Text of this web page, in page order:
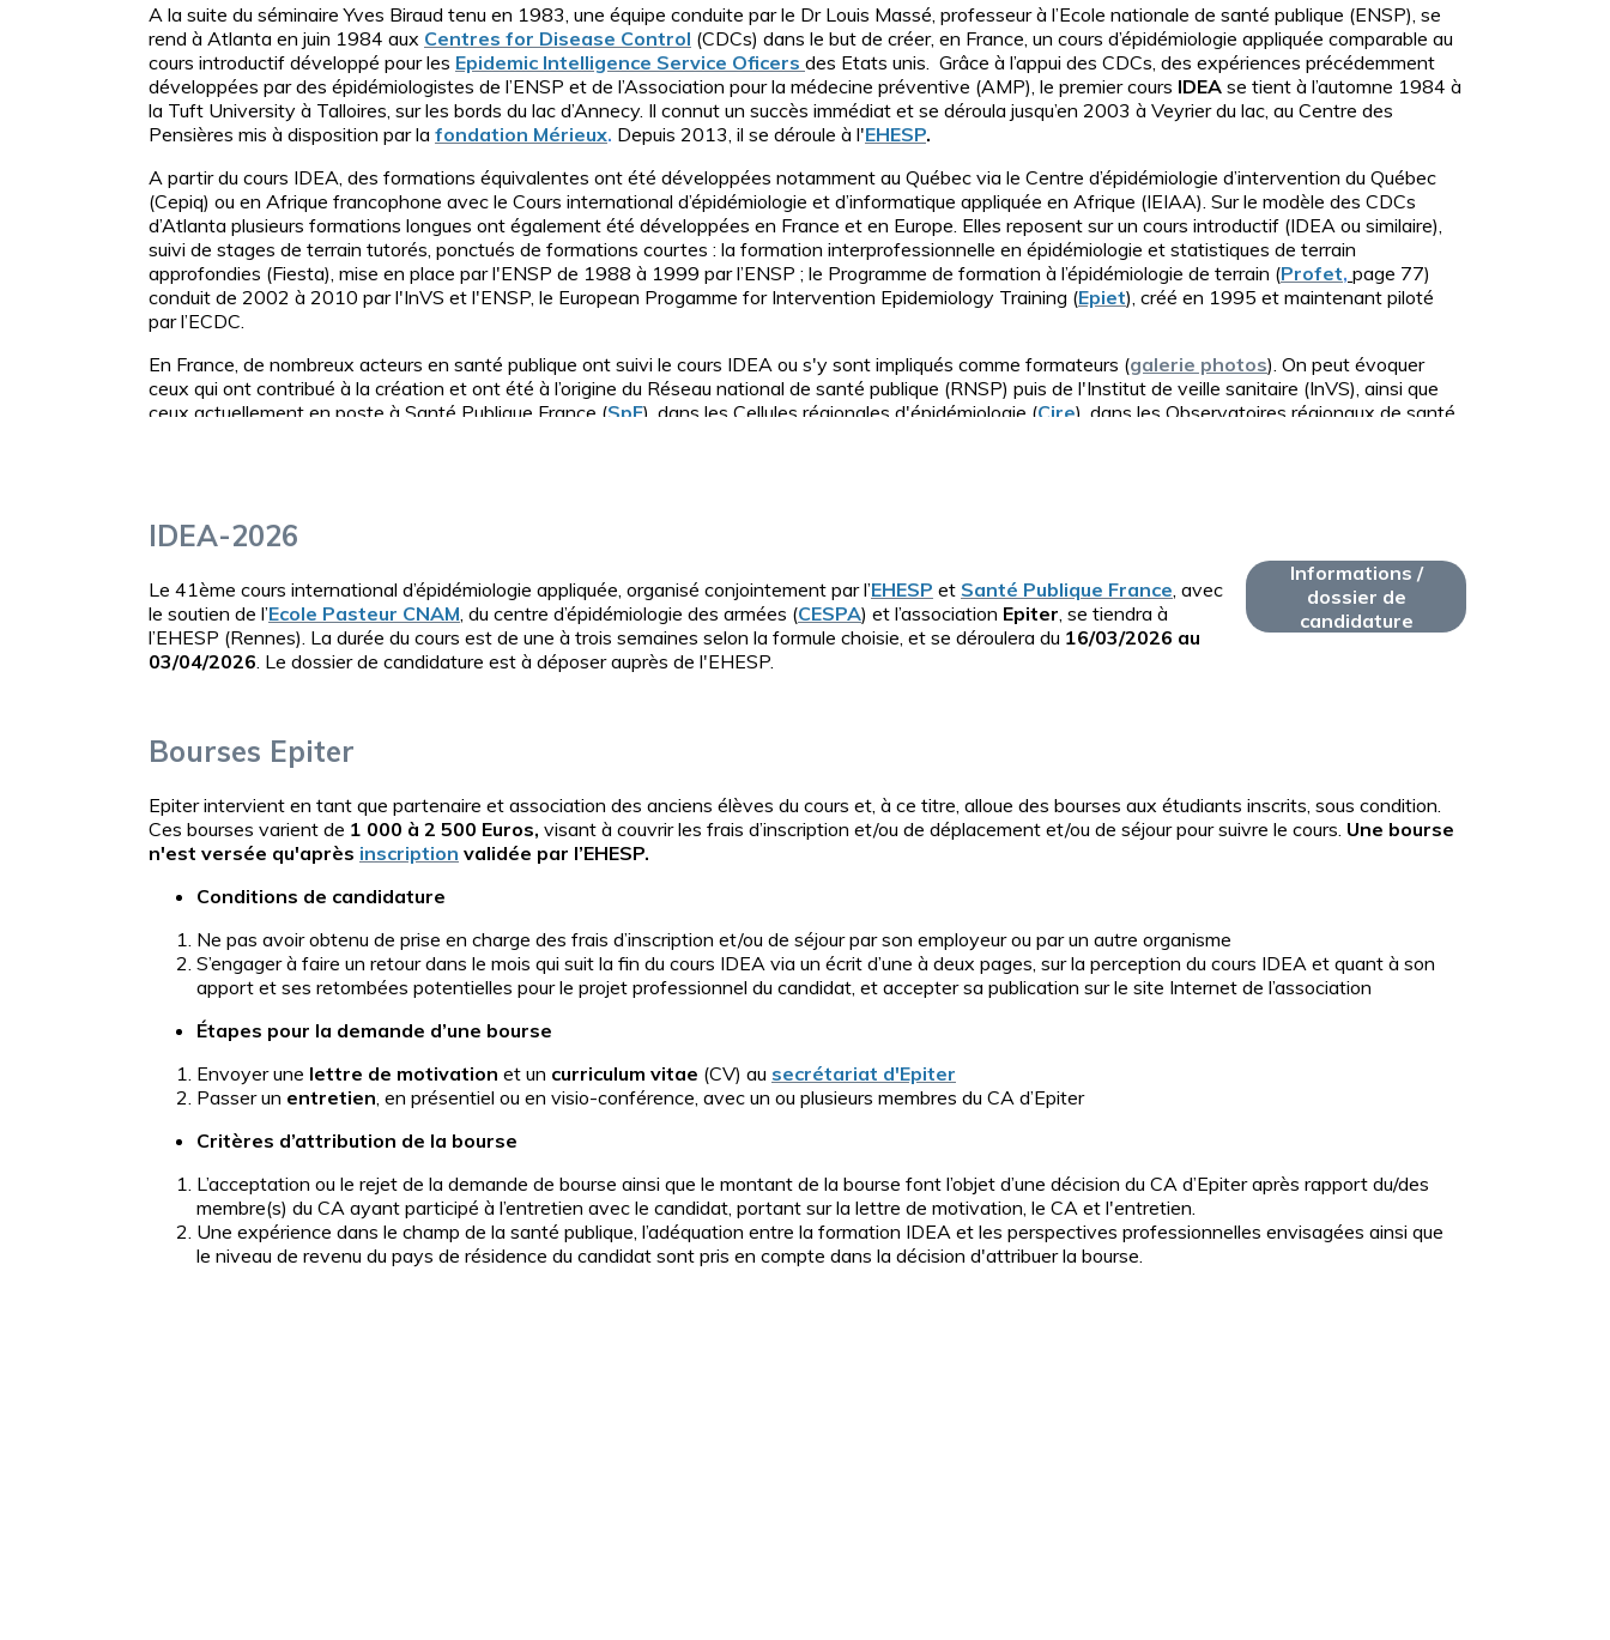
A la suite du séminaire Yves Biraud tenu en 1983, une équipe conduite par le Dr Louis Massé, professeur à l’Ecole nationale de santé publique (ENSP), se
rend à Atlanta en juin 1984 aux Centres for Disease Control (CDCs) dans le but de créer, en France, un cours d’épidémiologie appliquée comparable au
cours introductif développé pour les Epidemic Intelligence Service Oficers des Etats unis. Grâce à l’appui des CDCs, des expériences précédemment
développées par des épidémiologistes de l’ENSP et de l’Association pour la médecine préventive (AMP), le premier cours IDEA se tient à l’automne 1984 à
la Tuft University à Talloires, sur les bords du lac d’Annecy. Il connut un succès immédiat et se déroula jusqu’en 2003 à Veyrier du lac, au Centre des
Pensières mis à disposition par la fondation Mérieux. Depuis 2013, il se déroule à l'EHESP.
A partir du cours IDEA, des formations équivalentes ont été développées notamment au Québec via le Centre d’épidémiologie d’intervention du Québec
(Cepiq) ou en Afrique francophone avec le Cours international d’épidémiologie et d’informatique appliquée en Afrique (IEIAA). Sur le modèle des CDCs
d’Atlanta plusieurs formations longues ont également été développées en France et en Europe. Elles reposent sur un cours introductif (IDEA ou similaire),
suivi de stages de terrain tutorés, ponctués de formations courtes : la formation interprofessionnelle en épidémiologie et statistiques de terrain
approfondies (Fiesta), mise en place par l'ENSP de 1988 à 1999 par l’ENSP ; le Programme de formation à l’épidémiologie de terrain (Profet, page 77)
conduit de 2002 à 2010 par l'InVS et l'ENSP, le European Progamme for Intervention Epidemiology Training (Epiet), créé en 1995 et maintenant piloté
par l’ECDC.
En France, de nombreux acteurs en santé publique ont suivi le cours IDEA ou s'y sont impliqués comme formateurs (galerie photos). On peut évoquer
ceux qui ont contribué à la création et ont été à l’origine du Réseau national de santé publique (RNSP) puis de l'Institut de veille sanitaire (InVS), ainsi que
ceux actuellement en poste à Santé Publique France (SpF), dans les Cellules régionales d'épidémiologie (Cire), dans les Observatoires régionaux de santé
IDEA-2026
Le 41ème cours international d’épidémiologie appliquée, organisé conjointement par l’EHESP et Santé Publique France , avec
le soutien de l’Ecole Pasteur CNAM , du centre d’épidémiologie des armées (CESPA) et l’association Epiter , se tiendra à
l’EHESP (Rennes). La durée du cours est de une à trois semaines selon la formule choisie, et se déroulera du 16/03/2026 au
03/04/2026 . Le dossier de candidature est à déposer auprès de l'EHESP.
Informations /
dossier de
candidature
Bourses Epiter
Epiter intervient en tant que partenaire et association des anciens élèves du cours et, à ce titre, alloue des bourses aux étudiants inscrits, sous condition.
Ces bourses varient de 1 000 à 2 500 Euros, visant à couvrir les frais d’inscription et/ou de déplacement et/ou de séjour pour suivre le cours. Une bourse
n'est versée qu'après inscription validée par l’EHESP.
Conditions de candidature
Ne pas avoir obtenu de prise en charge des frais d’inscription et/ou de séjour par son employeur ou par un autre organisme
S’engager à faire un retour dans le mois qui suit la fin du cours IDEA via un écrit d’une à deux pages, sur la perception du cours IDEA et quant à son
apport et ses retombées potentielles pour le projet professionnel du candidat, et accepter sa publication sur le site Internet de l’association
Étapes pour la demande d’une bourse
Envoyer une lettre de motivation et un curriculum vitae (CV) au secrétariat d'Epiter
Passer un entretien , en présentiel ou en visio-conférence, avec un ou plusieurs membres du CA d’Epiter
Critères d’attribution de la bourse
L’acceptation ou le rejet de la demande de bourse ainsi que le montant de la bourse font l’objet d’une décision du CA d’Epiter après rapport du/des
membre(s) du CA ayant participé à l’entretien avec le candidat, portant sur la lettre de motivation, le CA et l'entretien.
Une expérience dans le champ de la santé publique, l’adéquation entre la formation IDEA et les perspectives professionnelles envisagées ainsi que
le niveau de revenu du pays de résidence du candidat sont pris en compte dans la décision d'attribuer la bourse.